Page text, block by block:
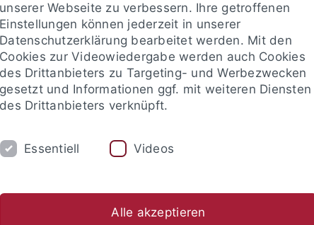
FORSCHUNG EINRICHTUNGEN
um sich anzumelden:
unserer Webseite zu verbessern. Ihre getroffenen
Einstellungen können jederzeit in unserer
Datenschutzerklärung bearbeitet werden. Mit den
Cookies zur Videowiedergabe werden auch Cookies
des Drittanbieters zu Targeting- und Werbezwecken
gesetzt und Informationen ggf. mit weiteren Diensten
des Drittanbieters verknüpft.
Essentiell Videos
Alle akzeptieren